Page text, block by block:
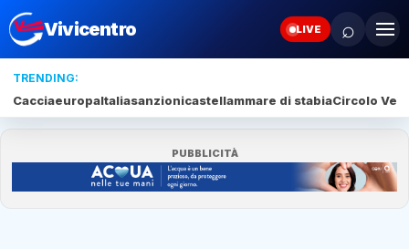
Vivicentro LIVE ⌕
TRENDING:
CacciaeuropaItaliasanzionicastellammare di stabiaCircolo
PUBBLICITÀ